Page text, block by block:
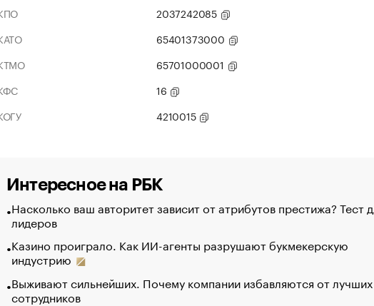
2037242085
65401373000
65701000001
16
4210015
Интересное на РБК
Насколько ваш авторитет зависит от атрибутов престижа? Тест
лидеров
Казино проиграло. Как ИИ-агенты разрушают букмекерскую
индустрию
Выживают сильнейших. Почему компании избавляются от лучших
сотрудников